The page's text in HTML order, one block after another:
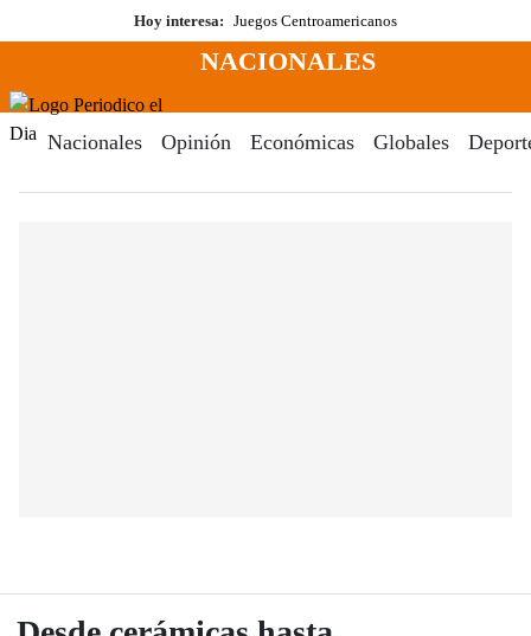
al
Hoy interesa: Juegos Centroamericanos
Menú
NACIONALES
Nacionales Opinión Económicas Globales